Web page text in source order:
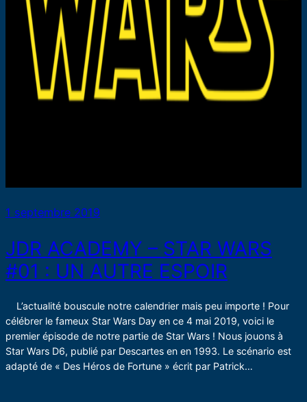
1 septembre 2019
JDR ACADEMY – STAR WARS
#01 : UN AUTRE ESPOIR
L’actualité bouscule notre calendrier mais peu importe ! Pour
célébrer le fameux Star Wars Day en ce 4 mai 2019, voici le
premier épisode de notre partie de Star Wars ! Nous jouons à
Star Wars D6, publié par Descartes en en 1993. Le scénario est
adapté de « Des Héros de Fortune » écrit par Patrick…